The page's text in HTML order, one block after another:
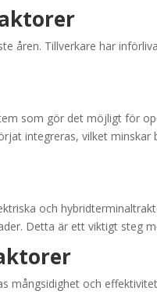
åren. Tillverkare har
som gör det möjligt för
integreras, vilket
och
Detta är ett viktigt steg
mångsidighet och